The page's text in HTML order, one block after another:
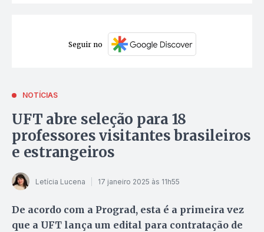
Seguir no
NOTÍCIAS
UFT abre seleção para 18
professores visitantes brasileiros
e estrangeiros
Letícia Lucena 17 janeiro 2025 às 11h55
De acordo com a Prograd, esta é a primeira vez
que a UFT lança um edital para contratação de